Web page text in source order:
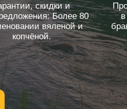
скидки и
Более 80
вяленой и
копчёной.